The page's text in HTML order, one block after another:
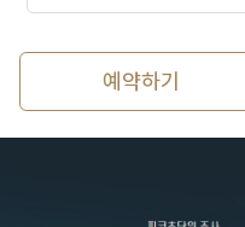
예약하기